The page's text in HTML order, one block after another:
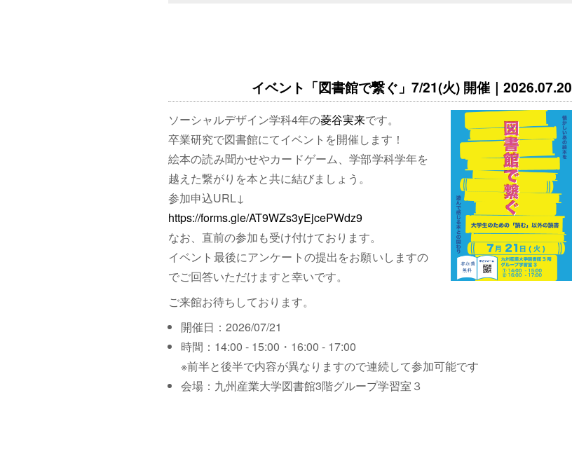
イベント「図書館で繋ぐ」7/21(火) 開催｜2026.07.20
ソーシャルデザイン学科4年の菱谷実来です。
卒業研究で図書館にてイベントを開催します！
絵本の読み聞かせやカードゲーム、学部学科学年を
越えた繋がりを本と共に結びましょう。
参加申込URL↓
https://forms.gle/AT9WZs3yEjcePWdz9
なお、直前の参加も受け付けております。
イベント最後にアンケートの提出をお願いしますの
でご回答いただけますと幸いです。
ご来館お待ちしております。
開催日：2026/07/21
時間：14:00 - 15:00・16:00 - 17:00
※前半と後半で内容が異なりますので連続して参加可能です
会場：九州産業大学図書館3階グループ学習室３